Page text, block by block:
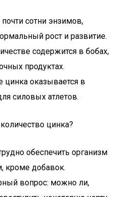
сотни энзимов,
рост и развитие.
содержится в бобах,
продуктах.
цинка оказывается в
силовых атлетов.
цинка?
обеспечить организм
кроме добавок.
вопрос: можно ли,